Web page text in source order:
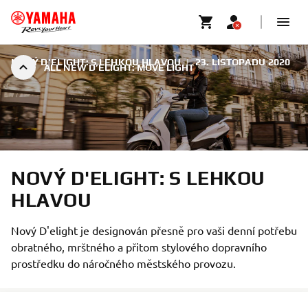
ALL NEW D’ELIGHT: MOVE LIGHT
NOVÝ D'ELIGHT: S LEHKOU HLAVOU | 23. LISTOPADU 2020
NOVÝ D'ELIGHT: S LEHKOU
HLAVOU
Nový D'elight je designován přesně pro vaši denní potřebu
obratného, mrštného a přitom stylového dopravního
prostředku do náročného městského provozu.